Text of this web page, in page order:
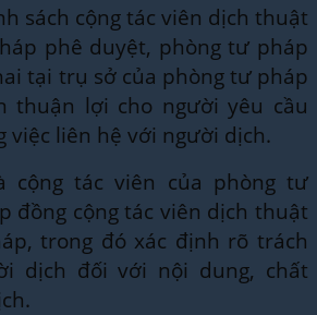
sách cộng tác viên dịch thuật
phê duyệt, phòng tư pháp
tại trụ sở của phòng tư pháp
thuận lợi cho người yêu cầu
việc liên hệ với người dịch.
cộng tác viên của phòng tư
đồng cộng tác viên dịch thuật
trong đó xác định rõ trách
dịch đối với nội dung, chất